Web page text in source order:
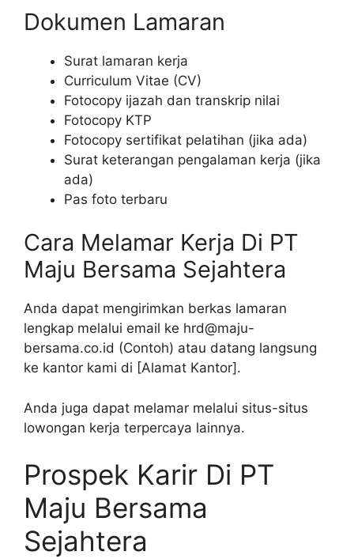
Dokumen Lamaran
Surat lamaran kerja
Curriculum Vitae (CV)
Fotocopy ijazah dan transkrip nilai
Fotocopy KTP
Fotocopy sertifikat pelatihan (jika ada)
Surat keterangan pengalaman kerja (jika
ada)
Pas foto terbaru
Cara Melamar Kerja Di PT
Maju Bersama Sejahtera
Anda dapat mengirimkan berkas lamaran
lengkap melalui email ke hrd@maju-
bersama.co.id (Contoh) atau datang langsung
ke kantor kami di [Alamat Kantor].
Anda juga dapat melamar melalui situs-situs
lowongan kerja terpercaya lainnya.
Prospek Karir Di PT
Maju Bersama
Sejahtera